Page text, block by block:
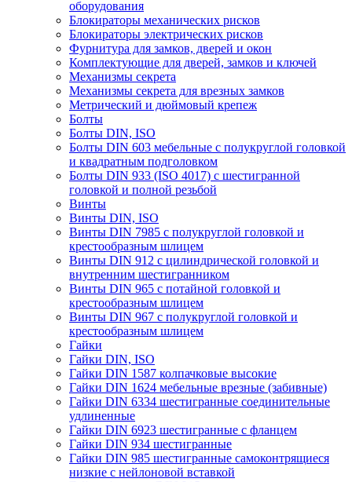
оборудования
Блокираторы механических рисков
Блокираторы электрических рисков
Фурнитура для замков, дверей и окон
Комплектующие для дверей, замков и ключей
Механизмы секрета
Механизмы секрета для врезных замков
Метрический и дюймовый крепеж
Болты
Болты DIN, ISO
Болты DIN 603 мебельные с полукруглой головкой
и квадратным подголовком
Болты DIN 933 (ISO 4017) с шестигранной
головкой и полной резьбой
Винты
Винты DIN, ISO
Винты DIN 7985 с полукруглой головкой и
крестообразным шлицем
Винты DIN 912 с цилиндрической головкой и
внутренним шестигранником
Винты DIN 965 с потайной головкой и
крестообразным шлицем
Винты DIN 967 с полукруглой головкой и
крестообразным шлицем
Гайки
Гайки DIN, ISO
Гайки DIN 1587 колпачковые высокие
Гайки DIN 1624 мебельные врезные (забивные)
Гайки DIN 6334 шестигранные соединительные
удлиненные
Гайки DIN 6923 шестигранные с фланцем
Гайки DIN 934 шестигранные
Гайки DIN 985 шестигранные самоконтрящиеся
низкие с нейлоновой вставкой